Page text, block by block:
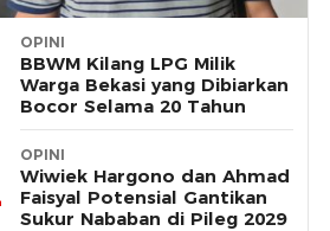
OPINI
BBWM Kilang LPG Milik
Warga Bekasi yang Dibiarkan
Bocor Selama 20 Tahun
OPINI
Wiwiek Hargono dan Ahmad
Faisyal Potensial Gantikan
Sukur Nababan di Pileg 2029